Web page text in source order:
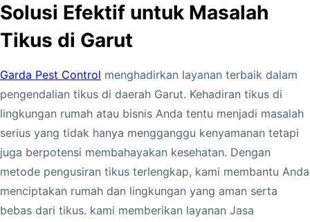
Solusi Efektif untuk Masalah
Tikus di Garut
Garda Pest Control menghadirkan layanan terbaik dalam
pengendalian tikus di daerah Garut. Kehadiran tikus di
lingkungan rumah atau bisnis Anda tentu menjadi masalah
serius yang tidak hanya mengganggu kenyamanan tetapi
juga berpotensi membahayakan kesehatan. Dengan
metode pengusiran tikus terlengkap, kami membantu Anda
menciptakan rumah dan lingkungan yang aman serta
bebas dari tikus. kami memberikan layanan Jasa